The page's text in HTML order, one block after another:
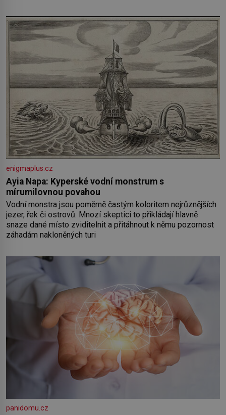
enigmaplus.cz
Ayia Napa: Kyperské vodní monstrum s
mírumilovnou povahou
Vodní monstra jsou poměrně častým koloritem nejrůznějších
jezer, řek či ostrovů. Mnozí skeptici to přikládají hlavně
snaze dané místo zviditelnit a přitáhnout k němu pozornost
záhadám nakloněných turi
panidomu.cz